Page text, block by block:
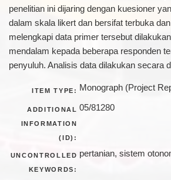
penelitian ini dijaring dengan kuesioner
dalam skala likert dan bersifat terbuka
melengkapi data primer tersebut
mendalam kepada beberapa responden
penyuluh. Analisis data dilakukan secara
ITEM TYPE: Monograph (Project
ADDITIONAL
INFORMATION
(ID):
05/81280
UNCONTROLLED
KEYWORDS:
pertanian, sistem